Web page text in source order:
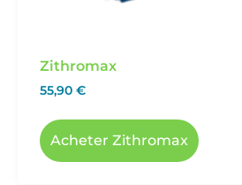
Zithromax
55,90 €
Acheter Zithromax